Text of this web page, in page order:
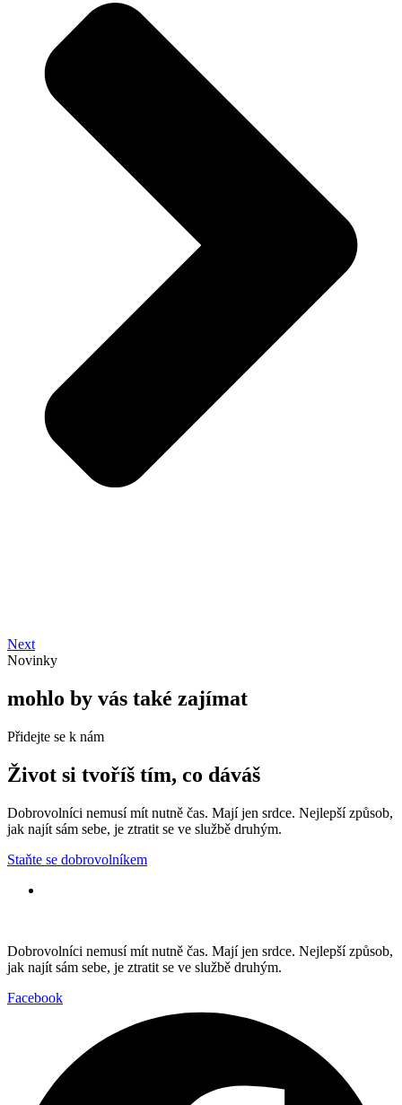
Next
Novinky
mohlo by vás také zajímat
Přidejte se k nám
Život si tvoříš tím, co dáváš
Dobrovolníci nemusí mít nutně čas. Mají jen srdce. Nejlepší způsob,
jak najít sám sebe, je ztratit se ve službě druhým.
Staňte se dobrovolníkem
Dobrovolníci nemusí mít nutně čas. Mají jen srdce. Nejlepší způsob,
jak najít sám sebe, je ztratit se ve službě druhým.
Facebook